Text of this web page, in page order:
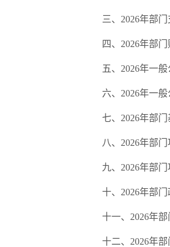
三、 2026年部门
四、 2026年部门
五、 2026年一般
六、 2026年一般
七、 2026年部门
八、 2026年部门
九、 2026年部门
十、 2026年部门
十一、 2026年部
十二、 2026年部